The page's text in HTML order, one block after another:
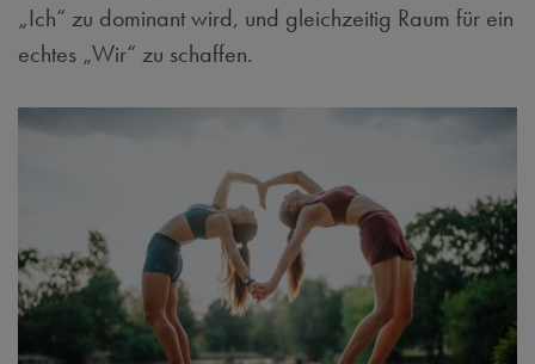
„Ich“ zu dominant wird, und gleichzeitig Raum für ein
echtes „Wir“ zu schaffen.